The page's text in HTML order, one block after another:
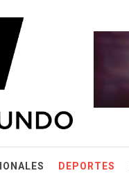
DEPORTES